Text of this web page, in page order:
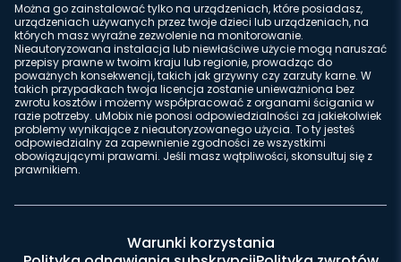
Można go zainstalować tylko na urządzeniach, które posiadasz,
urządzeniach używanych przez twoje dzieci lub urządzeniach, na
których masz wyraźne zezwolenie na monitorowanie.
Nieautoryzowana instalacja lub niewłaściwe użycie mogą naruszać
przepisy prawne w twoim kraju lub regionie, prowadząc do
poważnych konsekwencji, takich jak grzywny czy zarzuty karne. W
takich przypadkach twoja licencja zostanie unieważniona bez
zwrotu kosztów i możemy współpracować z organami ścigania w
razie potrzeby. uMobix nie ponosi odpowiedzialności za jakiekolwiek
problemy wynikające z nieautoryzowanego użycia. To ty jesteś
odpowiedzialny za zapewnienie zgodności ze wszystkimi
obowiązującymi prawami. Jeśli masz wątpliwości, skonsultuj się z
prawnikiem.
Warunki korzystania